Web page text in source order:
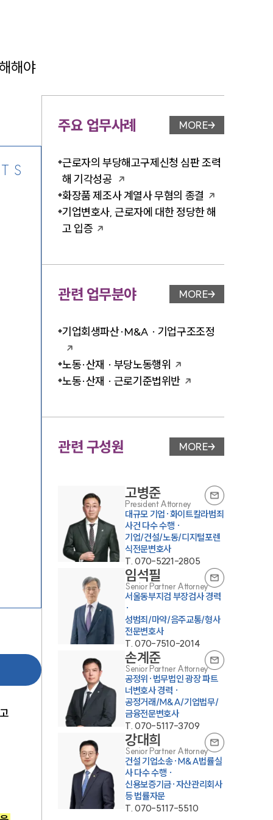
해야
주요 업무사례 업무사례 페이지 이
MORE
근로자의 부당해고구제신청 심판 조력
해 기각성공
화장품 제조사 계열사 무혐의 종결
기업변호사, 근로자에 대한 정당한 해
고 입증
관련 업무분야 업무분야 페이지 이
MORE
기업회생파산·M&A · 기업구조조정
노동·산재 · 부당노동행위
노동·산재 · 근로기준법위반
관련 구성원 변호사 페이지 이동
MORE
고병준
President Attorney
대규모 기업·화이트칼라범죄
사건 다수 수행 ·
기업/건설/노동/디지털포렌
식전문변호사
T.070-5221-2805
임석필
Senior Partner Attorney
서울동부지검 부장검사 경력
·
성범죄/마약/음주교통/형사
전문변호사
T.070-7510-2014
손계준
Senior Partner Attorney
공정위·법무법인 광장 파트
너변호사 경력 ·
공정거래/M&A/기업법무/
금융전문변호사
T.070-5117-3709
강대희
Senior Partner Attorney
건설 기업소송·M&A법률실
사 다수 수행 ·
신용보증기금·자산관리회사
등 법률자문
T.070-5117-5510